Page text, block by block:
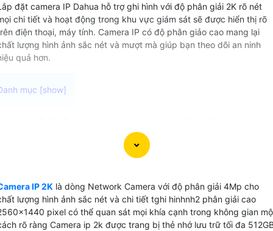
đặt camera IP Dahua hỗ trợ ghi hình với độ phân giải 2K rõ nét
chi tiết và hoạt động trong khu vực giám sát sẽ được hiển thị rõ
điện thoại, máy tính. Camera IP có độ phân giảo cao mang lại
lượng hình ảnh sắc nét và mượt mà giúp bạn theo dõi an ninh
quả hơn.
với độ phân giải 2K Dahua mang lại hình ảnh chất
cao , đặc biệt là có thể hiển thị màu ban đêm. một số
trội như giám sát ban đêm dual light và phát hiện
động báo động chống trộm. Nét ấn tượng này
gia tăng khả năng giám sát và bảo vệ cho ngôi nhà
doanh nghiệp của bạn trong mọi tình huống, ngay cả
IP 2K là dòng Network Camera với độ phân giải 4Mp cho
lượng hình ảnh sắc nét và chi tiết tghi hinhnh2 phân giải cao
pixel có thể quan sát mọi khía cạnh trong không gian
rõ ràng Camera ip 2k được trang bị thẻ nhớ lưu trữ tối đa